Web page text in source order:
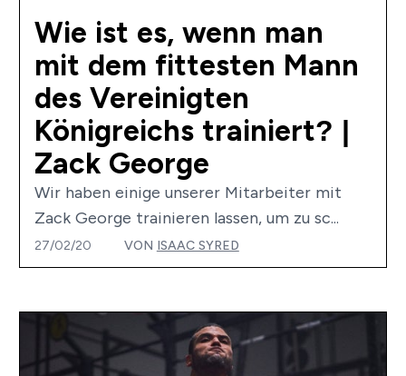
Wie ist es, wenn man
mit dem fittesten Mann
des Vereinigten
Königreichs trainiert? |
Zack George
Wir haben einige unserer Mitarbeiter mit
Zack George trainieren lassen, um zu sc...
27/02/20 VON ISAAC SYRED